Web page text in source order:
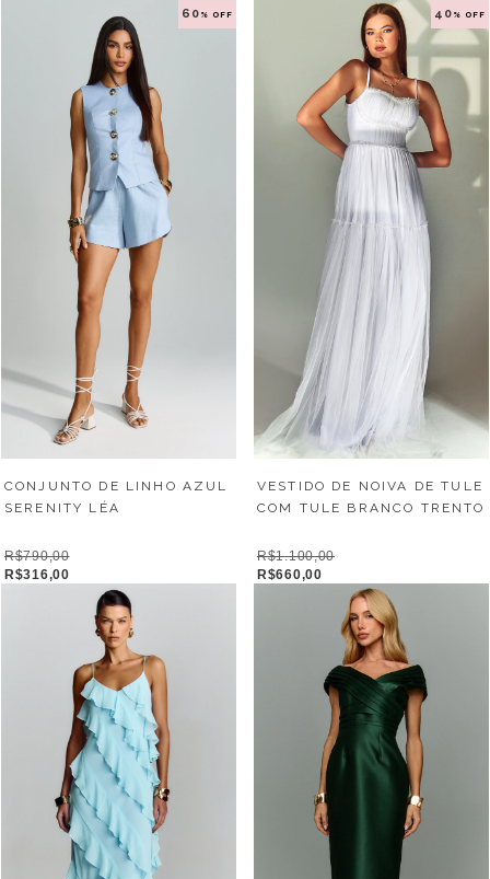
60 % OFF
CONJUNTO DE LINHO AZUL
SERENITY LÉA
R$790,00
R$316,00
40 % OFF
VESTIDO DE NOIVA DE TULE
COM TULE BRANCO TRENTO
R$1.100,00
R$660,00